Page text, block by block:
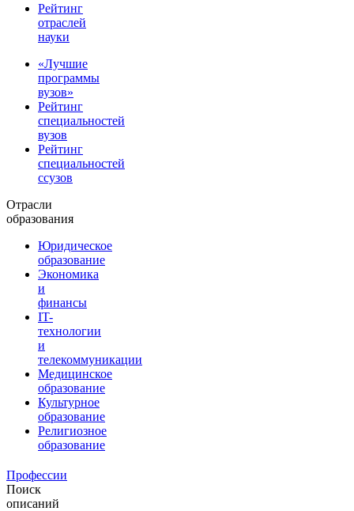
Рейтинг
отраслей
науки
«Лучшие
программы
вузов»
Рейтинг
специальностей
вузов
Рейтинг
специальностей
ссузов
Отрасли
образования
Юридическое
образование
Экономика
и
финансы
IT-
технологии
и
телекоммуникации
Медицинское
образование
Культурное
образование
Религиозное
образование
Профессии
Поиск
описаний